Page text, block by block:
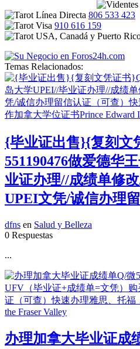
806 533 423
910 616 159
Temas Relacionados:
{毕业证出售}{复刻文
551190476做爱德华
业证办理//成绩单修
UPEI文凭/诚信办理
dfns en Salud y Belleza
0 Respuestas
...
办理加拿大毕业证成